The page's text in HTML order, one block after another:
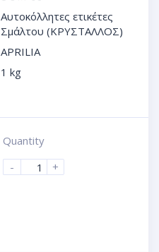
Αυτοκόλλητες ετικέτες
Σμάλτου (ΚΡΥΣΤΑΛΛΟΣ)
APRILIA
1 kg
Quantity
-
+